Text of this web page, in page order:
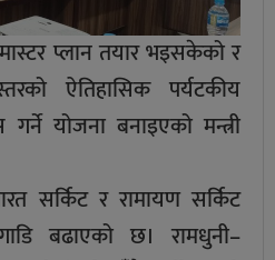
मास्टर प्लान तयार भइसकेको र
ऐतिहासिक पर्यटकीय
योजना बनाइएको मन्त्री
सर्किट र रामायण सर्किट
बढाएको छ। रामधुनी–